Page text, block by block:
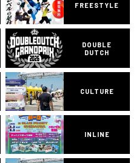
FREESTYLE
DOUBLE
DUTCH
CULTURE
INLINE